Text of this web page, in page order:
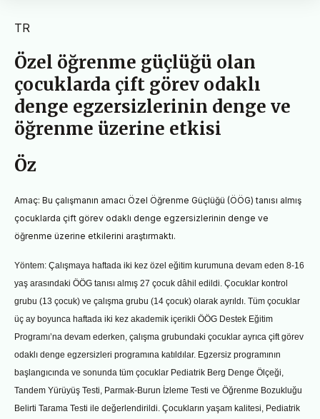
TR
Özel öğrenme güçlüğü olan
çocuklarda çift görev odaklı
denge egzersizlerinin denge ve
öğrenme üzerine etkisi
Öz
Amaç: Bu çalışmanın amacı Özel Öğrenme Güçlüğü (ÖÖG) tanısı almış
çocuklarda çift görev odaklı denge egzersizlerinin denge ve
öğrenme üzerine etkilerini araştırmaktı.
Yöntem: Çalışmaya haftada iki kez özel eğitim kurumuna devam eden 8-16
yaş arasındaki ÖÖG tanısı almış 27 çocuk dâhil edildi. Çocuklar kontrol
grubu (13 çocuk) ve çalışma grubu (14 çocuk) olarak ayrıldı. Tüm çocuklar
üç ay boyunca haftada iki kez akademik içerikli ÖÖG Destek Eğitim
Programı’na devam ederken, çalışma grubundaki çocuklar ayrıca çift görev
odaklı denge egzersizleri programına katıldılar. Egzersiz programının
başlangıcında ve sonunda tüm çocuklar Pediatrik Berg Denge Ölçeği,
Tandem Yürüyüş Testi, Parmak-Burun İzleme Testi ve Öğrenme Bozukluğu
Belirti Tarama Testi ile değerlendirildi. Çocukların yaşam kalitesi, Pediatrik